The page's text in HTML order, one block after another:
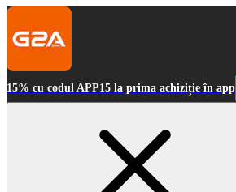
15% cu codul APP15 la prima achiziție în app